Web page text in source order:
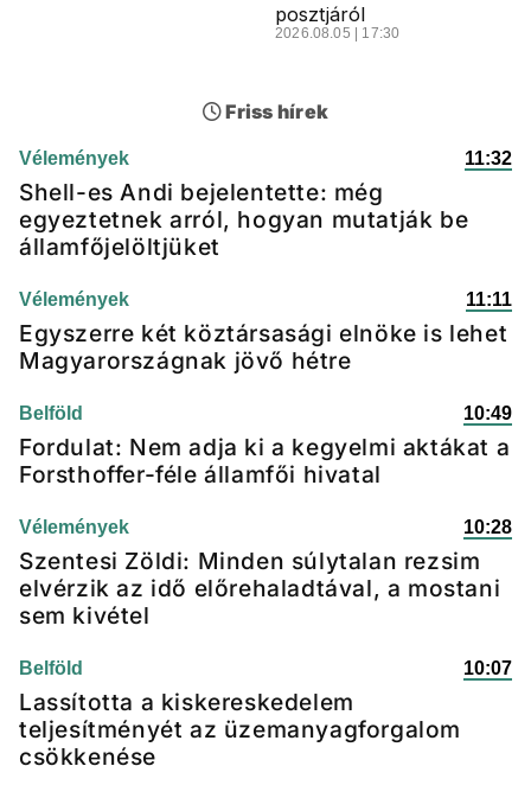
posztjáról
2026.08.05 | 17:30
Friss hírek
Vélemények 11:32
Shell-es Andi bejelentette: még
egyeztetnek arról, hogyan mutatják be
államfőjelöltjüket
Vélemények 11:11
Egyszerre két köztársasági elnöke is lehet
Magyarországnak jövő hétre
Belföld 10:49
Fordulat: Nem adja ki a kegyelmi aktákat a
Forsthoffer-féle államfői hivatal
Vélemények 10:28
Szentesi Zöldi: Minden súlytalan rezsim
elvérzik az idő előrehaladtával, a mostani
sem kivétel
Belföld 10:07
Lassította a kiskereskedelem
teljesítményét az üzemanyagforgalom
csökkenése